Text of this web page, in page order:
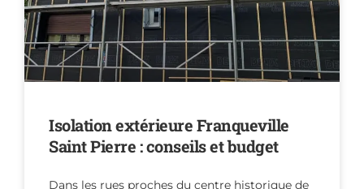
Isolation extérieure Franqueville
Saint Pierre : conseils et budget
Dans les rues proches du centre historique de